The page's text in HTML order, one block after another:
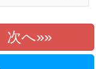
次へ»